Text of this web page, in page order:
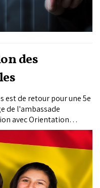
des
est de retour pour une 5e
de l'ambassade
avec Orientation
cet événement